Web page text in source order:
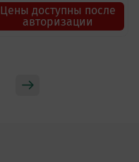
Цены доступны после
авторизации